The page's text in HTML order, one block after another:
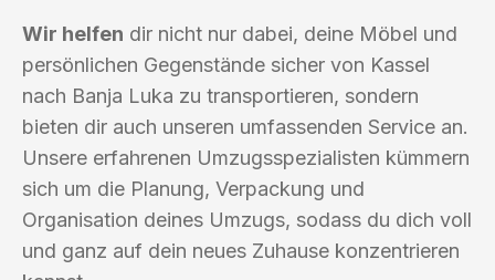
Wir helfen dir nicht nur dabei, deine Möbel und
persönlichen Gegenstände sicher von Kassel
nach Banja Luka zu transportieren, sondern
bieten dir auch unseren umfassenden Service an.
Unsere erfahrenen Umzugsspezialisten kümmern
sich um die Planung, Verpackung und
Organisation deines Umzugs, sodass du dich voll
und ganz auf dein neues Zuhause konzentrieren